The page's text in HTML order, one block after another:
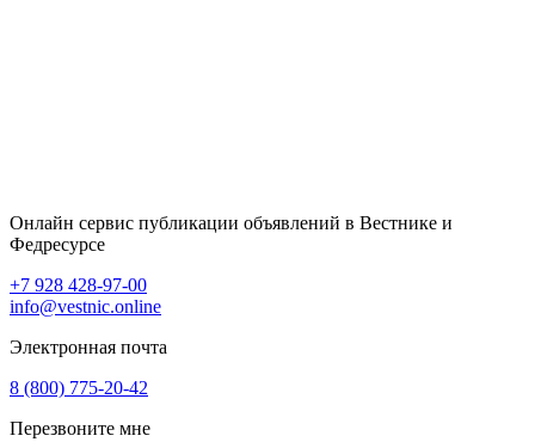
Онлайн сервис публикации объявлений в Вестнике и
Федресурсе
+7 928 428-97-00
info@vestnic.online
Электронная почта
8 (800) 775-20-42
Перезвоните мне